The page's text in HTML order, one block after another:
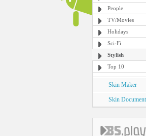
People
TV/Movies
Holidays
Sci-Fi
Stylish
Top 10
Skin Maker
Skin